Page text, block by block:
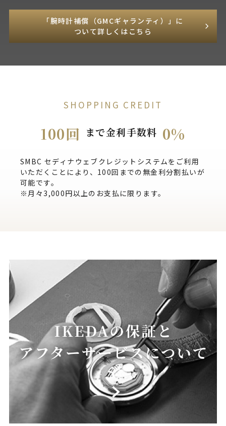
「腕時計補償（GMCギャランティ）」に
ついて詳しくはこちら
SHOPPING CREDIT
100回 まで金利手数料 0%
SMBC セディナウェブクレジットシステムをご利用
いただくことにより、100回までの無金利分割払いが
可能です。
※月々3,000円以上のお支払に限ります。